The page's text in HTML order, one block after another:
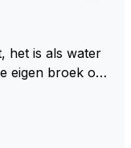
in het cir
het is als water
eigen broek oph
met de sherif
achter de bom